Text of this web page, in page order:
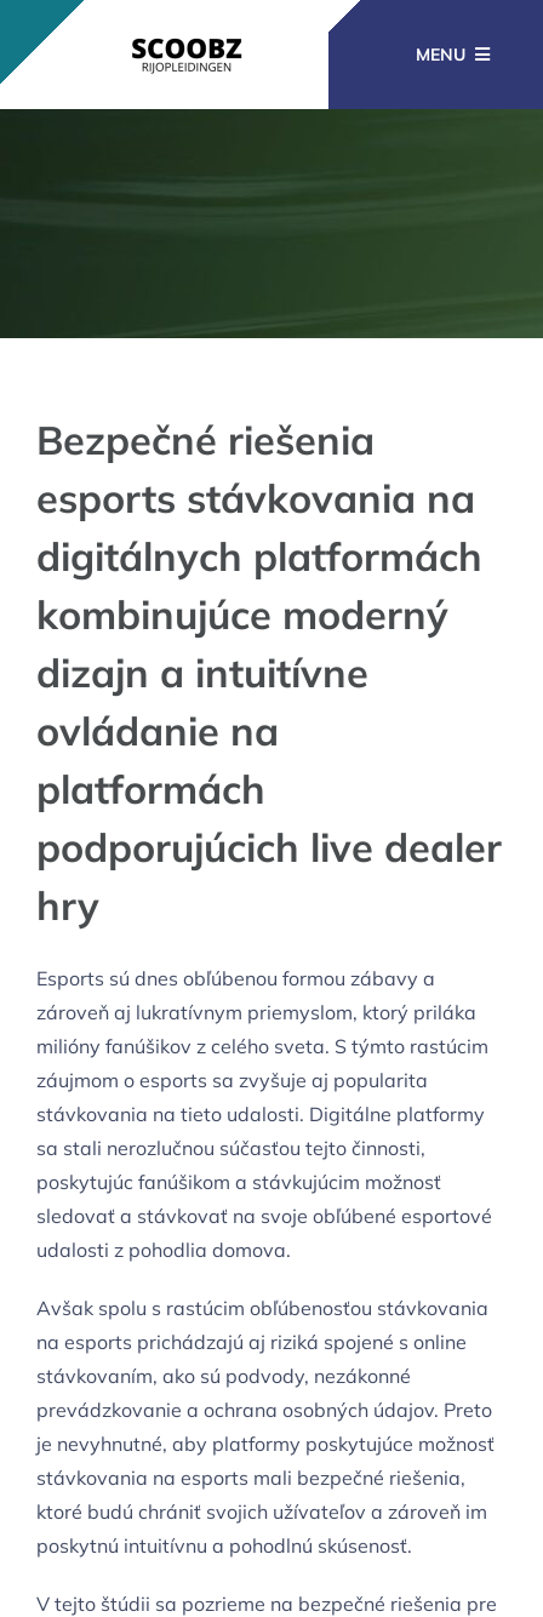
naar
inhoud
MENU
CONTACT
Bezpečné riešenia
esports stávkovania na
digitálnych platformách
kombinujúce moderný
dizajn a intuitívne
ovládanie na
platformách
podporujúcich live dealer
hry
Esports sú dnes obľúbenou formou zábavy a
zároveň aj lukratívnym priemyslom, ktorý priláka
milióny fanúšikov z celého sveta. S týmto rastúcim
záujmom o esports sa zvyšuje aj popularita
stávkovania na tieto udalosti. Digitálne platformy
sa stali nerozlučnou súčasťou tejto činnosti,
poskytujúc fanúšikom a stávkujúcim možnosť
sledovať a stávkovať na svoje obľúbené esportové
udalosti z pohodlia domova.
Avšak spolu s rastúcim obľúbenosťou stávkovania
na esports prichádzajú aj riziká spojené s online
stávkovaním, ako sú podvody, nezákonné
prevádzkovanie a ochrana osobných údajov. Preto
je nevyhnutné, aby platformy poskytujúce možnosť
stávkovania na esports mali bezpečné riešenia,
ktoré budú chrániť svojich užívateľov a zároveň im
poskytnú intuitívnu a pohodlnú skúsenosť.
V tejto štúdii sa pozrieme na bezpečné riešenia pre